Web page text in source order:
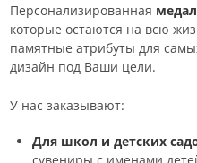
Персонализированная
которые остаются на всю
памятные атрибуты для
дизайн под Ваши цели.
У нас заказывают:
Для школ и детских